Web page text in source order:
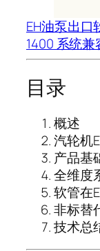
EH油泵出口
1400 系统
目录
概述
汽轮机
产品基
全维度
软管在
非标替
技术总